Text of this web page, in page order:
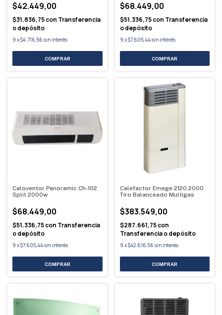
$42.449,00
$31.836,75con Transferencia
o depósito
9 x$4.716,56 sin interés
$68.449,00
$51.336,75con Transferencia
o depósito
9 x$7.605,44sin interés
Caloventor Panoramic Ch-102
Split 2000w
$68.449,00
$51.336,75con Transferencia
o depósito
9 x$7.605,44sin interés
Calefactor Emege 2120 2000
Tiro Balanceado Multigas
$383.549,00
$287.661,75con
Transferencia o depósito
9 x$42.616,56 sin interés